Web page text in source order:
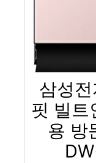
삼성전
핏 빌트
용 방